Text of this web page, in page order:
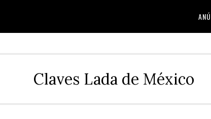
Claves Lada de México